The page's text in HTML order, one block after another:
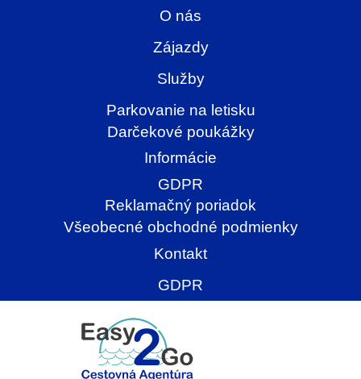
O nás
Zájazdy
Služby
Parkovanie na letisku
Darčekové poukážky
Informácie
GDPR
Reklamačný poriadok
Všeobecné obchodné podmienky
Kontakt
GDPR